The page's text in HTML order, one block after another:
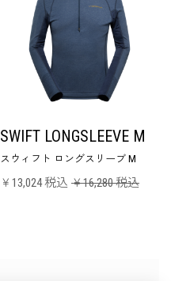
SWIFT LONGSLEEVE M
スウィフト ロングスリーブ M
￥13,024 税込 ￥16,280 税込